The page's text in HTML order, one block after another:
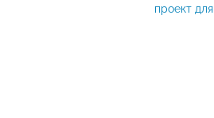
проект